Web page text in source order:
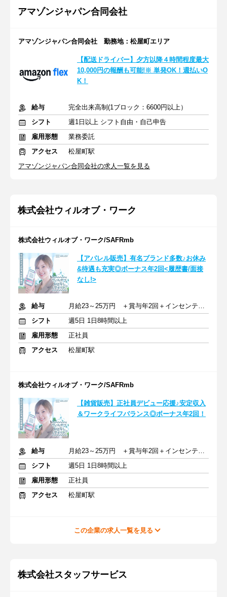
アマゾンジャパン合同会社
アマゾンジャパン合同会社 勤務地：松屋町エリア
【配送ドライバー】夕方以降４時間程度最大
10,000円の報酬も可能!※ 単発OK！週払いO
K！
給与
完全出来高制(1ブロック：6600円以上）
シフト
週1日以上 シフト自由・自己申告
雇用形態
業務委託
アクセス
松屋町駅
アマゾンジャパン合同会社の求人一覧を見る
株式会社ウィルオブ・ワーク
株式会社ウィルオブ・ワーク/SAFRmb
【アパレル販売】有名ブランド多数♪お休み
&待遇も充実◎ボーナス年2回<履歴書/面接
なし!>
給与
月給23～25万円 ＋賞与年2回＋インセンティブ＋交通費
シフト
週5日 1日8時間以上
雇用形態
正社員
アクセス
松屋町駅
株式会社ウィルオブ・ワーク/SAFRmb
【雑貨販売】正社員デビュー応援♪安定収入
＆ワークライフバランス◎ボーナス年2回！
給与
月給23～25万円 ＋賞与年2回＋インセンティブ＋交通費
シフト
週5日 1日8時間以上
雇用形態
正社員
アクセス
松屋町駅
この企業の求人一覧を見る
株式会社スタッフサービス